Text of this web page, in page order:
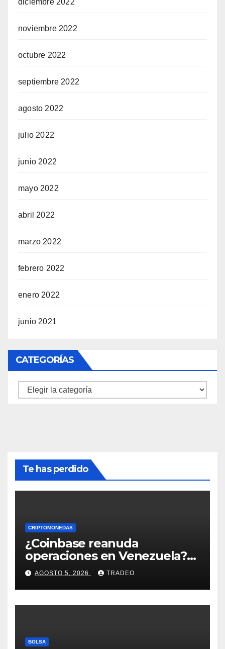
diciembre 2022
noviembre 2022
octubre 2022
septiembre 2022
agosto 2022
julio 2022
junio 2022
mayo 2022
abril 2022
marzo 2022
febrero 2022
enero 2022
junio 2021
CATEGORÍAS
Categorías
Te has perdido
CRIPTOMONEDAS
¿Coinbase reanuda
operaciones en Venezuela?
Post críptico enciende el
debate
AGOSTO 5, 2026 TRADEO
BOLSA